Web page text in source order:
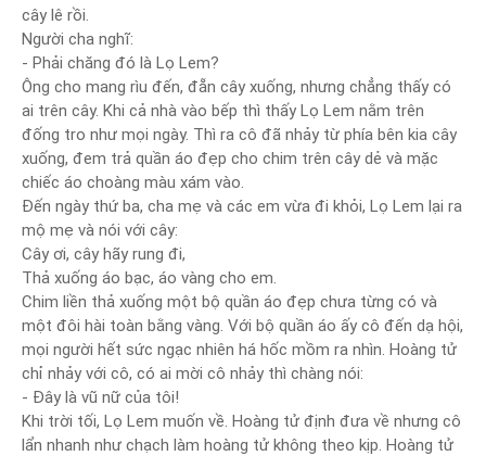
cây lê rồi.
Người cha nghĩ:
- Phải chăng đó là Lọ Lem?
Ông cho mang rìu đến, đẵn cây xuống, nhưng chẳng thấy có
ai trên cây. Khi cả nhà vào bếp thì thấy Lọ Lem nằm trên
đống tro như mọi ngày. Thì ra cô đã nhảy từ phía bên kia cây
xuống, đem trả quần áo đẹp cho chim trên cây dẻ và mặc
chiếc áo choàng màu xám vào.
Đến ngày thứ ba, cha mẹ và các em vừa đi khỏi, Lọ Lem lại ra
mộ mẹ và nói với cây:
Cây ơi, cây hãy rung đi,
Thả xuống áo bạc, áo vàng cho em.
Chim liền thả xuống một bộ quần áo đẹp chưa từng có và
một đôi hài toàn bằng vàng. Với bộ quần áo ấy cô đến dạ hội,
mọi người hết sức ngạc nhiên há hốc mồm ra nhìn. Hoàng tử
chỉ nhảy với cô, có ai mời cô nhảy thì chàng nói:
- Đây là vũ nữ của tôi!
Khi trời tối, Lọ Lem muốn về. Hoàng tử định đưa về nhưng cô
lẩn nhanh như chạch làm hoàng tử không theo kịp. Hoàng tử